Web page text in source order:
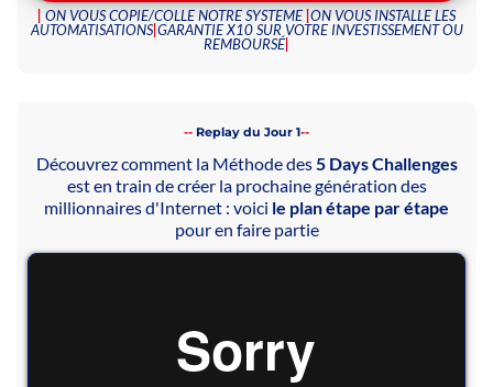
ON VOUS COPIE/COLLE NOTRE SYSTEME ON VOUS INSTALLE LES
AUTOMATISATIONS| GARANTIE X10 SUR VOTRE INVESTISSEMENT OU
REMBOURSÉ
-- Replay du Jour 1--
Découvrez comment la Méthode des5 Days Challenges
est en train de créer la prochaine génération des
millionnaires d'Internet : voici le plan étape par étape
pour en faire partie